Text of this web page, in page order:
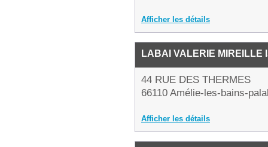
Afficher les détails
LABAI VALERIE MIREILLE
44 RUE DES THERMES
66110 Amélie-les-bains-
Afficher les détails